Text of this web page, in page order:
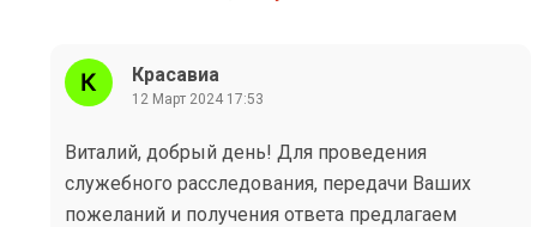
Красавиа
12 Март 2024 17:53
Виталий, добрый день! Для проведения
служебного расследования, передачи Ваших
пожеланий и получения ответа предлагаем